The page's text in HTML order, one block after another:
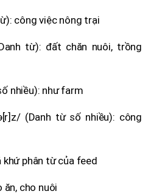
công việc nông trại
từ): đất chăn nuôi, trồng
nhiều): như farm
(Danh từ số nhiều): công
phân từ của feed
cho nuôi